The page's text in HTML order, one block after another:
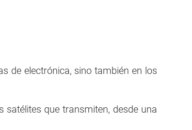
de electrónica, sino también en los
satélites que transmiten, desde una